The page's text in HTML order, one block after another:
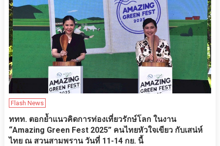
Flash News
ททท. ตอกย้ำแนวคิดการท่องเที่ยวรักษ์โลก ในงาน
“Amazing Green Fest 2025” คนไทยหัวใจเขียว กับเสน่ห์
ไทย ณ สวนสามพราน วันที่ 11-14 กย. นี้